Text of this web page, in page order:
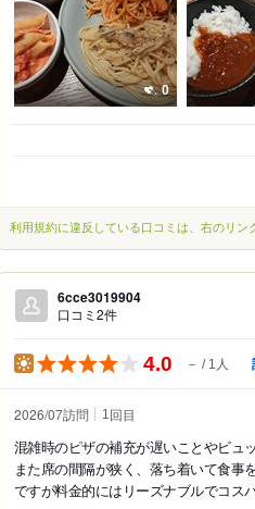
0
利用規約に違反している口コミは、右のリン
6cce3019904
口コミ2件
4.0 － 1人
2026/07訪問 1 回目
混雑時のピザの補充が遅いことやビュ
また席の間隔が狭く、落ち着いて食事
ですが料金的にはリーズナブルでコス